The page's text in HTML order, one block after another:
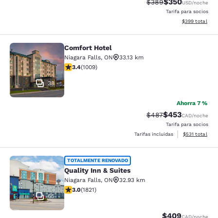
$389 USD/noche
Tarifa para socios
Ver detalles
$399 total
Comfort Hotel
38
Comfort Hotel
Niagara Falls, ON
33.13 km
calificación de 3.4 estrellas. Bueno. 1009 reseñas
3.4(1009)
Ahorra 7 %
Precio tachado:
$487Precio con
$453CAD/noche
Tarifa para socios
Tarifas incluidas
Ver detalles
$531 total
Quality Inn & Suites
65
TOTALMENTE RENOVADO
Quality Inn & Suites
Niagara Falls, ON
32.93 km
calificación de 2.96 estrellas. Feria. 1821 reseñas
3.0(1821)
$409CAD/noche